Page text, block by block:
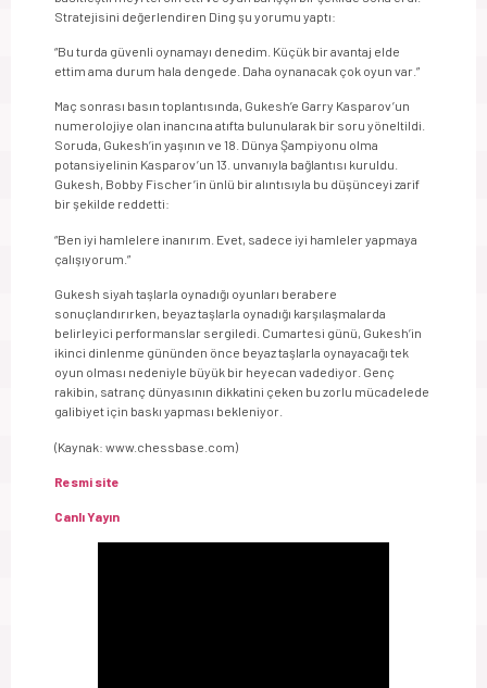
Stratejisini değerlendiren Ding şu yorumu yaptı:
“Bu turda güvenli oynamayı denedim. Küçük bir avantaj elde
ettim ama durum hala dengede. Daha oynanacak çok oyun var.”
Maç sonrası basın toplantısında, Gukesh’e Garry Kasparov’un
numerolojiye olan inancına atıfta bulunularak bir soru yöneltildi.
Soruda, Gukesh’in yaşının ve 18. Dünya Şampiyonu olma
potansiyelinin Kasparov’un 13. unvanıyla bağlantısı kuruldu.
Gukesh, Bobby Fischer’in ünlü bir alıntısıyla bu düşünceyi zarif
bir şekilde reddetti:
“Ben iyi hamlelere inanırım. Evet, sadece iyi hamleler yapmaya
çalışıyorum.”
Gukesh siyah taşlarla oynadığı oyunları berabere
sonuçlandırırken, beyaz taşlarla oynadığı karşılaşmalarda
belirleyici performanslar sergiledi. Cumartesi günü, Gukesh’in
ikinci dinlenme gününden önce beyaz taşlarla oynayacağı tek
oyun olması nedeniyle büyük bir heyecan vadediyor. Genç
rakibin, satranç dünyasının dikkatini çeken bu zorlu mücadelede
galibiyet için baskı yapması bekleniyor.
(Kaynak: www.chessbase.com)
Resmi site
Canlı Yayın